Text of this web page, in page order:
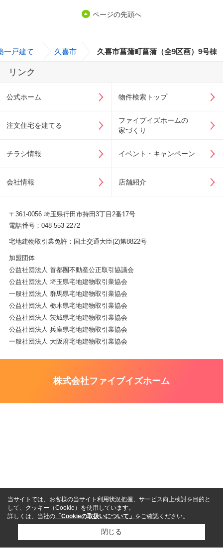
ページの先頭へ
一戸建て 久喜市 久喜市菖蒲町菖蒲（全9区画）9号棟
リンク
公式ホーム 物件検索トップ
注文住宅を建てる
ファイブイズホームの
家づくり
チラシ情報 イベント・キャンペーン
会社情報 店舗紹介
〒361-0056 埼玉県行田市持田3丁目2番17号
電話番号：048-553-2272
宅地建物取引業免許：国土交通大臣(2)第8822号
加盟団体
公益社団法人 首都圏不動産公正取引協議会
公益社団法人 埼玉県宅地建物取引業協会
一般社団法人 群馬県宅地建物取引業協会
公益社団法人 栃木県宅地建物取引業協会
公益社団法人 茨城県宅地建物取引業協会
公益社団法人 兵庫県宅地建物取引業協会
一般社団法人 大阪府宅地建物取引業協会
株式会社ファイブイズホーム
当サイトでは、お客様の当サイト利用状況把握、サービス向上検討を目的と
して、クッキー（Cookie）を使用しています。
詳しくは、当社の 「Cookieの取扱いについて」 をご確認ください。
閉じる